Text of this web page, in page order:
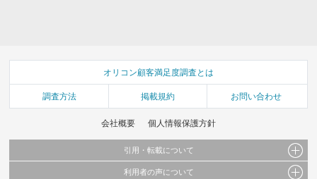
オリコン顧客満足度調査とは
調査方法 掲載規約 お問い合わせ
会社概要 個人情報保護方針
引用・転載について
当サイトで公開されている情報（文字、写真、イラスト、画像データ等）及びこれらの配
利用者の声について